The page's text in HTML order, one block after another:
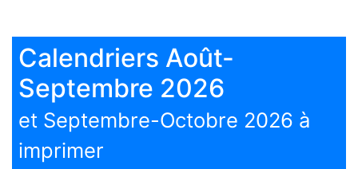
Calendriers Août-
Septembre 2026
et Septembre-Octobre 2026 à
imprimer